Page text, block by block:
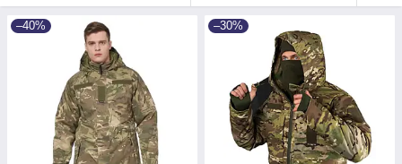
–40% –30%